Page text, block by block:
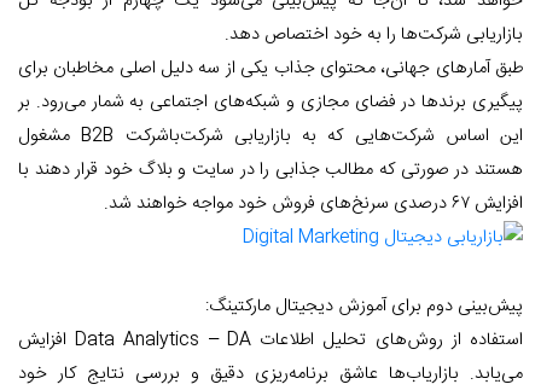
بازاریابی شرکت‌ها را به خود اختصاص دهد.
طبق آمار‌های جهانی، محتوای جذاب یکی از سه دلیل اصلی مخاطبان برای
پیگیری برند‌ها در فضای مجازی و شبکه‌های اجتماعی به شمار می‌رود. بر
این اساس شرکت‌هایی که به بازاریابی شرکت‌با‌شرکت B2B مشغول
هستند در صورتی که مطالب جذابی را در سایت و بلاگ خود قرار دهند با
افزایش ۶۷ درصدی سرنخ‌های فروش خود مواجه خواهند شد.
پیش‌بینی دوم برای آموزش دیجیتال مارکتینگ:
استفاده از روش‌های تحلیل اطلاعات Data Analytics – DA افزایش
می‌یابد. بازاریاب‌ها عاشق برنامه‌ریزی دقیق و بررسی نتایج کار خود